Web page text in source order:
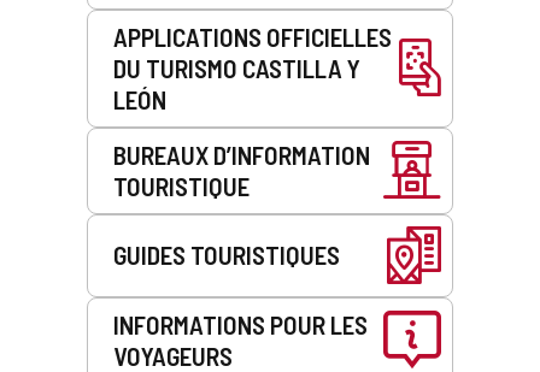
APPLICATIONS OFFICIELLES
DU TURISMO CASTILLA Y
LEÓN
BUREAUX D’INFORMATION
TOURISTIQUE
GUIDES TOURISTIQUES
INFORMATIONS POUR LES
VOYAGEURS